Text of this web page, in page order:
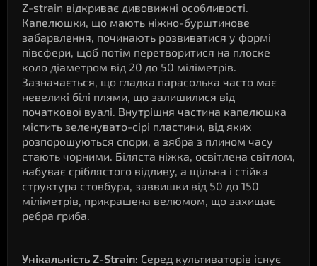
Z-strain відкриває дивовижні особливості.
Капелюшки, що мають ніжно-бурштинове
забарвлення, починають розвиватися у формі
півсфери, щоб потім перетворитися на плоске
коло діаметром від 20 до 50 міліметрів.
Зазначається, що гладка парасолька часто має
невеликі білі плями, що залишилися від
початкової вуалі. Внутрішня частина капелюшка
містить зеленувато-сірі пластини, від яких
розпорошуються спори, а зябра з плином часу
стають чорними. Біляста ніжка, освітлена світлом,
набуває сріблястого відливу, а щільна і стійка
структура стовбура, заввишки від 50 до 150
міліметрів, прикрашена велюмом, що захищає
ребра гриба.
Унікальність Z-Strain: Серед культиваторів існує